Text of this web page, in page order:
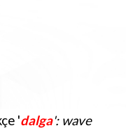
'dalga': wave